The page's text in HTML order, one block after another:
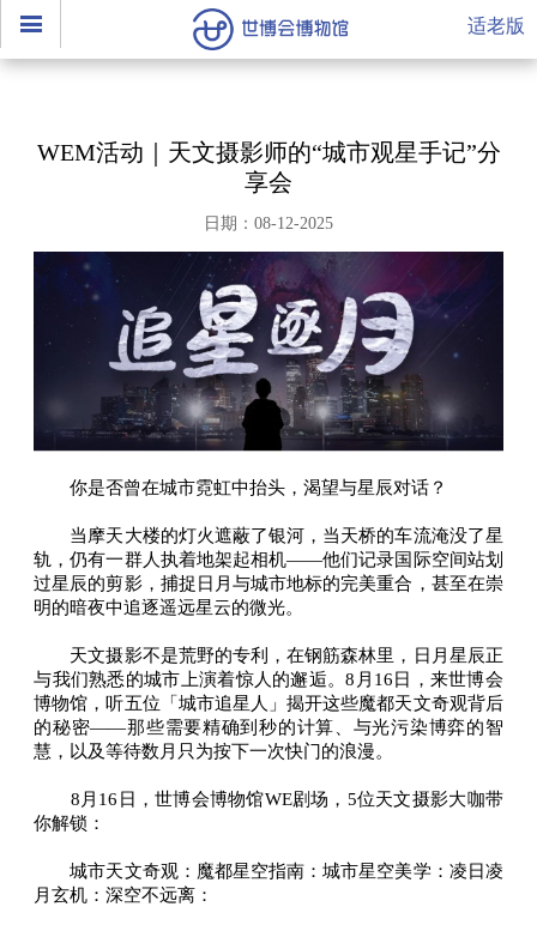
适老版
WEM活动｜天文摄影师的“城市观星手记”分
享会
日期：08-12-2025
你是否曾在城市霓虹中抬头，渴望与星辰对话？
当摩天大楼的灯火遮蔽了银河，当天桥的车流淹没了星
轨，仍有一群人执着地架起相机——他们记录国际空间站划
过星辰的剪影，捕捉日月与城市地标的完美重合，甚至在崇
明的暗夜中追逐遥远星云的微光。
天文摄影不是荒野的专利，在钢筋森林里，日月星辰正
与我们熟悉的城市上演着惊人的邂逅。8月16日，来世博会
博物馆，听五位「城市追星人」揭开这些魔都天文奇观背后
的秘密——那些需要精确到秒的计算、与光污染博弈的智
慧，以及等待数月只为按下一次快门的浪漫。
8月16日，世博会博物馆WE剧场，5位天文摄影大咖带
你解锁：
城市天文奇观：魔都星空指南：城市星空美学：凌日凌
月玄机：深空不远离：